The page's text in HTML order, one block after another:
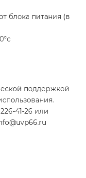
блока питания (в
поддержкой
41-26 или